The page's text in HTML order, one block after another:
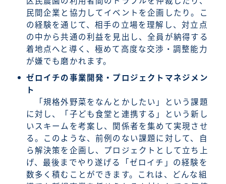
民間企業と協力してイベントを企画したり。こ
の経験を通じて、相手の立場を理解し、対立点
の中から共通の利益を見出し、全員が納得する
着地点へと導く、極めて高度な交渉・調整能力
が嫌でも磨かれます。
ゼロイチの事業開発・プロジェクトマネジメン
ト
「規格外野菜をなんとかしたい」という課題
に対し、「子ども食堂と連携する」という新し
いスキームを考案し、関係者を集めて実現させ
る。このような、前例のない課題に対して、自
ら解決策を企画し、プロジェクトとして立ち上
げ、最後までやり遂げる「ゼロイチ」の経験を
数多く積むことができます。これは、どんな組